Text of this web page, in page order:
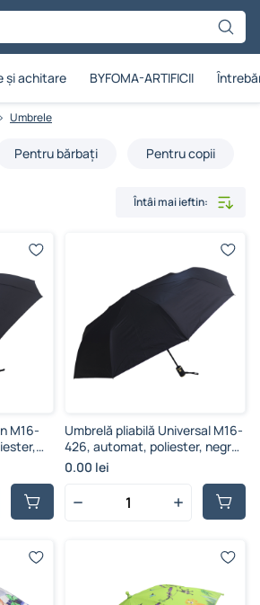
și achitare BYFOMA-ARTIFICII
Umbrele
Pentru bărbați Pentru copii
Întâi mai ieftin:
M16-
Umbrelă pliabilă Universal M16-
426, automat, poliester, negru,
103 cm
0.00 lei